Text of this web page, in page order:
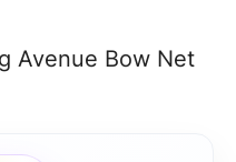
Avenue Bow Net